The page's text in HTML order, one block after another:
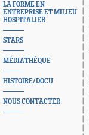
LA FORME EN
ENTREPRISE ET MILIEU
HOSPITALIER
STARS
MÉDIATHÈQUE
HISTOIRE/DOCU
NOUS CONTACTER